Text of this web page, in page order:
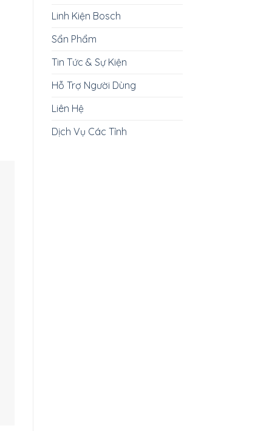
Linh Kiện Bosch
Sẩn Phẩm
Tin Tức & Sự Kiện
Hỗ Trợ Người Dùng
Liên Hệ
Dịch Vụ Các Tỉnh